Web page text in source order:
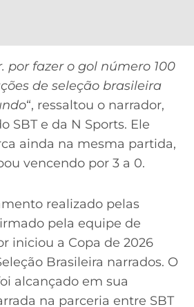
por fazer o gol número 100
de seleção brasileira
“, ressaltou o narrador,
SBT e da N Sports. Ele
ainda na mesma partida,
vencendo por 3 a 0.
realizado pelas
pela equipe de
iniciou a Copa de 2026
Brasileira narrados. O
alcançado em sua
na parceria entre SBT